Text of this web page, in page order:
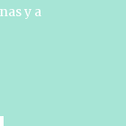
y a